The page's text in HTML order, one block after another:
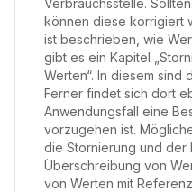
Verbrauchsstelle.
können diese korrigiert
ist beschrieben, wie
gibt es ein Kapitel
Werten“. In diesem sind
Ferner findet sich dort
Anwendungsfall eine
vorzugehen ist.
die Stornierung und der
Überschreibung von
von Werten mit